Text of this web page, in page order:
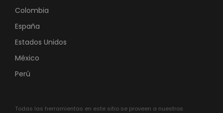
Colombia
España
Estados Unidos
México
Perú
Todas las herramientas en este sitio se proveen a nuestros